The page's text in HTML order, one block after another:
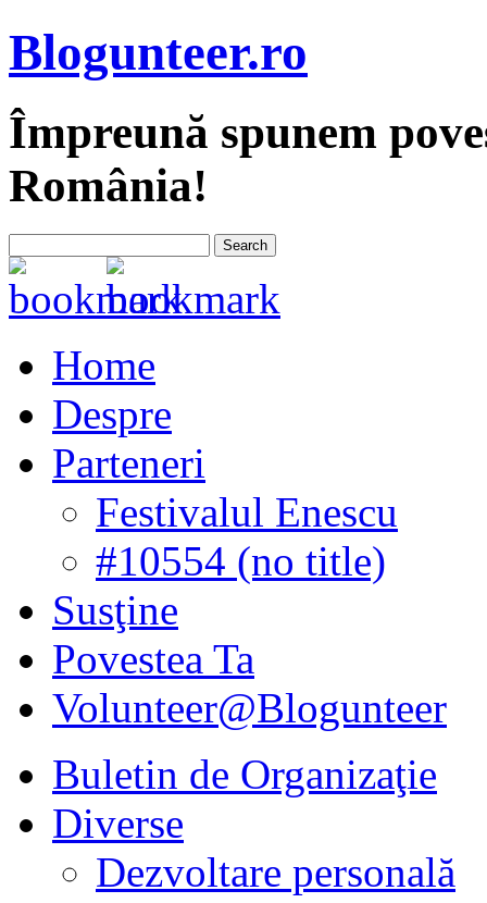
Blogunteer.ro
Împreună spunem
România!
Home
Despre
Parteneri
Festivalul Enescu
#10554 (no title)
Susţine
Povestea Ta
Volunteer@Blogunteer
Buletin de Organizaţie
Diverse
Dezvoltare personală